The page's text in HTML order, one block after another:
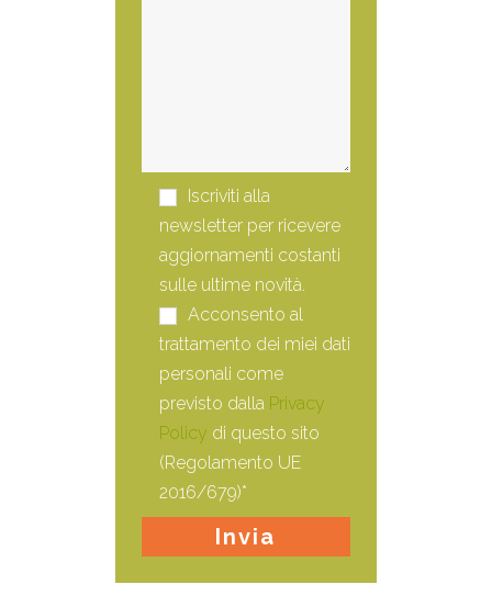
Iscriviti alla
newsletter per ricevere
aggiornamenti costanti
sulle ultime novità.
Acconsento al
trattamento dei miei dati
personali come
previsto dalla Privacy
Policy di questo sito
(Regolamento UE
2016/679)*